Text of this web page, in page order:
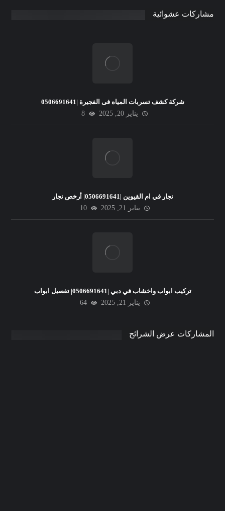
مشاركات عشوائية
شركة كشف تسربات المياه فى الفجيرة |0506691641
يناير 20, 2025
8
نجار في ام القيوين |0506691641| أرخص نجار
يناير 21, 2025
10
تركيب ابواب واخشاب في دبي |0506691641| تفصيل ابواب
يناير 21, 2025
64
المشاركات عرض الشرائح